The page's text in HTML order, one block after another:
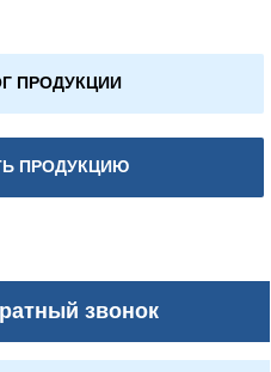
ПРОДУКЦИИ
ПРОДУКЦИЮ
звонок